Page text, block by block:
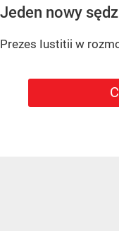
Jeden nowy
Prezes Iustitii w